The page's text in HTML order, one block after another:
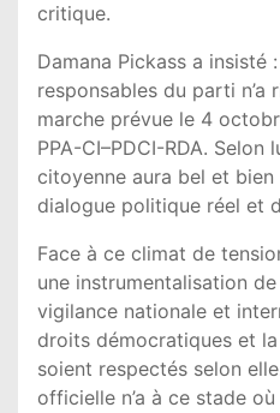
critique.
Damana Pickass a insisté
responsables du parti n’a
marche prévue le 4
PPA-CI–PDCI-RDA.
citoyenne aura bel et
dialogue politique réel et
Face à ce climat de
une instrumentalisation
vigilance nationale et
droits démocratiques et
soient respectés selon
officielle n’a à ce stade